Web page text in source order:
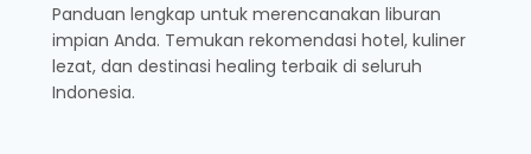
Panduan lengkap untuk merencanakan liburan
impian Anda. Temukan rekomendasi hotel, kuliner
lezat, dan destinasi healing terbaik di seluruh
Indonesia.